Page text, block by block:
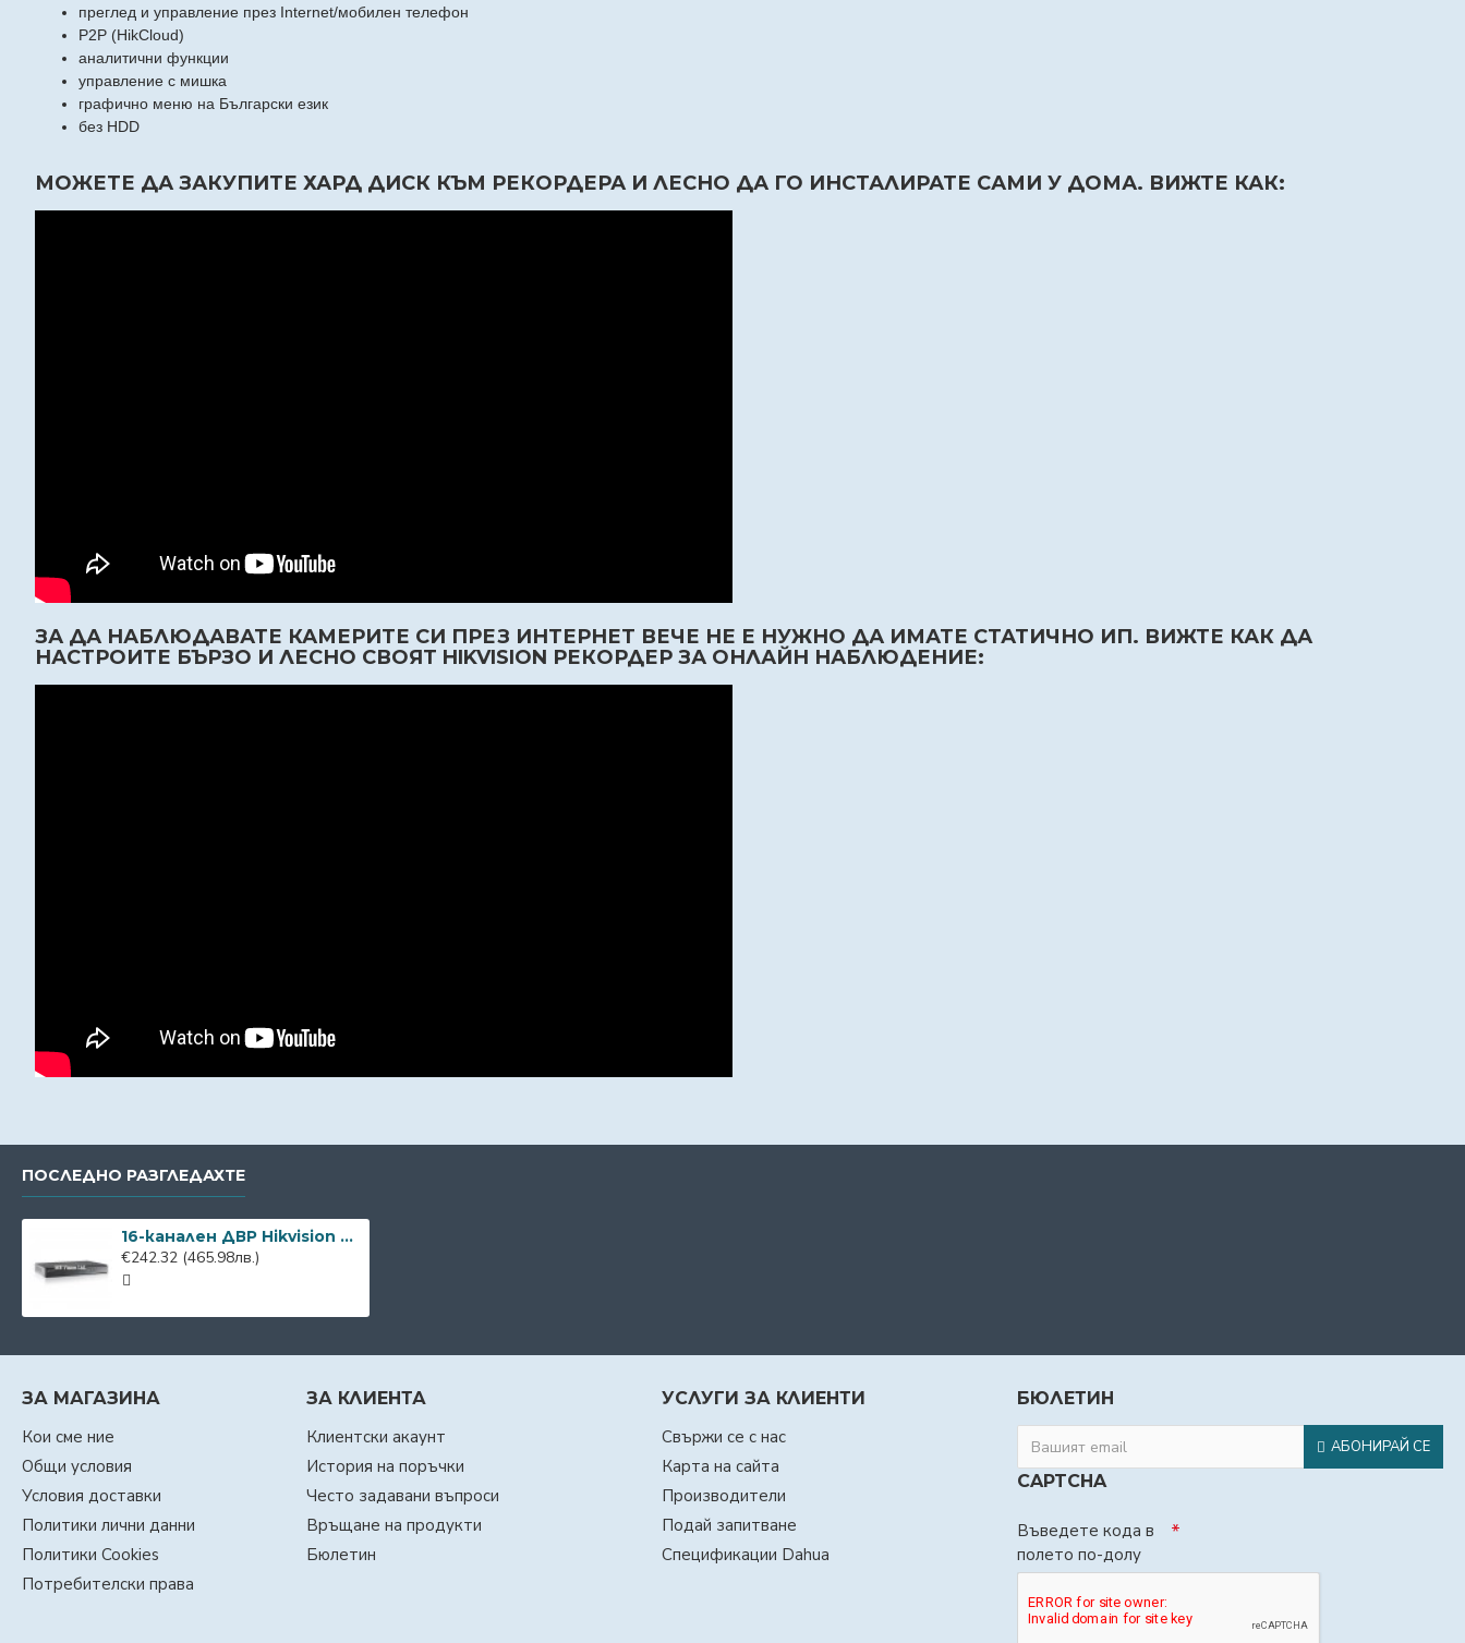
преглед и управление през Internet/мобилен телефон
P2P (HikCloud)
аналитични функции
управлeние с мишка
графично меню на Български език
без HDD
МОЖЕТЕ ДА ЗАКУПИТЕ ХАРД ДИСК КЪМ РЕКОРДЕРА И ЛЕСНО ДА ГО ИНСТАЛИРАТЕ САМИ У ДОМА. ВИЖТЕ КАК:
ЗА ДА НАБЛЮДАВАТЕ КАМЕРИТЕ СИ ПРЕЗ ИНТЕРНЕТ ВЕЧЕ НЕ Е НУЖНО ДА ИМАТЕ СТАТИЧНО ИП. ВИЖТЕ КАК ДА
НАСТРОИТЕ БЪРЗО И ЛЕСНО СВОЯТ HIKVISION РЕКОРДЕР ЗА ОНЛАЙН НАБЛЮДЕНИЕ:
ПОСЛЕДНО РАЗГЛЕДАХТЕ
16-канален ДВР Hikvision DS-7216HGHI-F1/A за Turbo HD, CVBS, AHD камери
€242.32 (465.98лв.)
ЗА МАГАЗИНА
Кои сме ние
Общи условия
Условия доставки
Политики лични данни
Политики Cookies
Потребителски права
ЗА КЛИЕНТА
Клиентски акаунт
История на поръчки
Често задавани въпроси
Връщане на продукти
Бюлетин
УСЛУГИ ЗА КЛИЕНТИ
Свържи се с нас
Карта на сайта
Производители
Подай запитване
Спецификации Dahua
БЮЛЕТИН
АБОНИРАЙ СЕ
CAPTCHA
Въведете кода в
полето по-долу